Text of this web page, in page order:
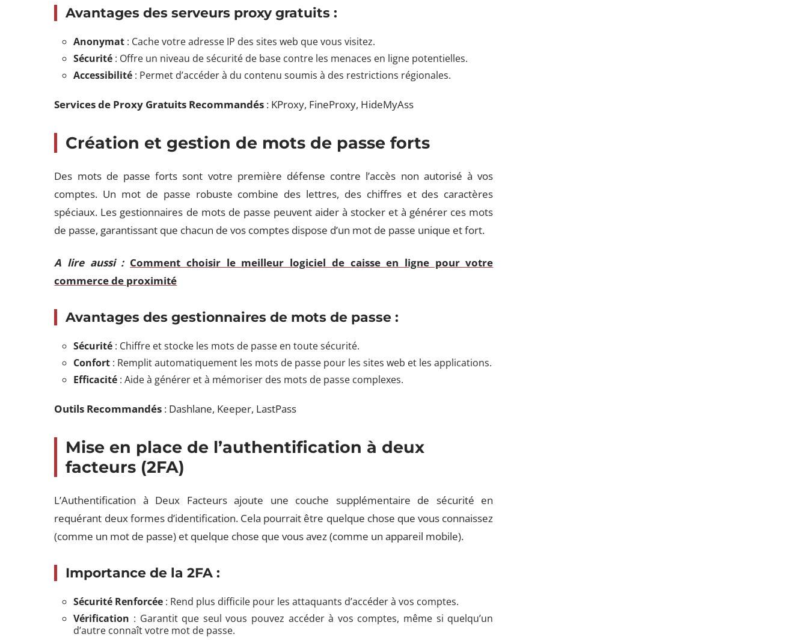
Avantages des serveurs proxygratuits :
Anonymat : Cache votre adresse IP des sites web que vous visitez.
Sécurité : Offre un niveau de sécurité de base contre les menaces en ligne potentielles.
Accessibilité : Permet d’accéder à du contenu soumis à des restrictions régionales.
Services de Proxy Gratuits Recommandés : KProxy, FineProxy, HideMyAss
Création et gestion de mots de passe forts
Des mots de passe forts sont votre première défense contre l’accès non autorisé à vos
comptes. Un mot de passe robuste combine des lettres, des chiffres et des caractères
spéciaux. Les gestionnaires de mots de passe peuvent aider à stocker et à générer ces mots
de passe, garantissant que chacun de vos comptes dispose d’un mot de passe unique et fort.
A lire aussi : Comment choisir le meilleur logiciel de caisse en ligne pour votre
commerce de proximité
Avantages des gestionnaires de mots de passe :
Sécurité : Chiffre et stocke les mots de passe en toute sécurité.
Confort : Remplit automatiquement les mots de passe pour les sites web et les applications.
Efficacité : Aide à générer et à mémoriser des mots de passe complexes.
Outils Recommandés : Dashlane, Keeper, LastPass
Mise en place de l’authentification à deux
facteurs (2FA)
L’Authentification à Deux Facteurs ajoute une couche supplémentaire de sécurité en
requérant deux formes d’identification. Cela pourrait être quelque chose que vous connaissez
(comme un mot de passe) et quelque chose que vous avez (comme un appareil mobile).
Importance de la 2FA :
Sécurité Renforcée : Rend plus difficile pour les attaquants d’accéder à vos comptes.
Vérification : Garantit que seul vous pouvez accéder à vos comptes, même si quelqu’un
d’autre connaît votre mot de passe.